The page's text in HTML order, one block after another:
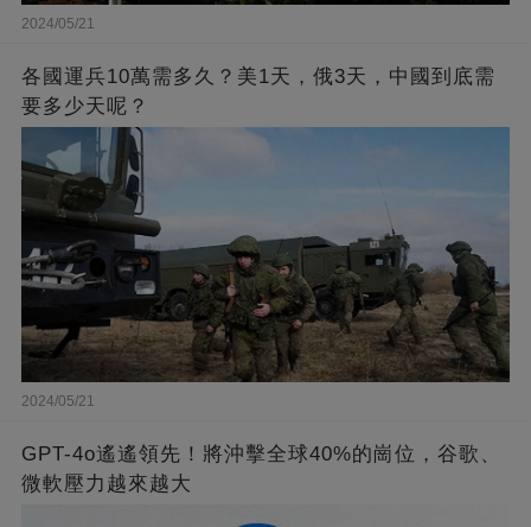
2024/05/21
各國運兵10萬需多久？美1天，俄3天，中國到底需
要多少天呢？
2024/05/21
GPT-4o遙遙領先！將沖擊全球40%的崗位，谷歌、
微軟壓力越來越大